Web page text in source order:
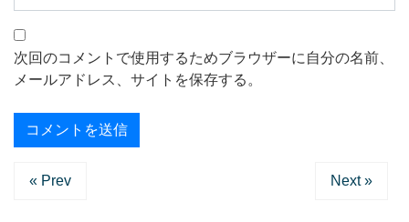
次回のコメントで使用するためブラウザーに自分の名前、
メールアドレス、サイトを保存する。
« Prev Next »